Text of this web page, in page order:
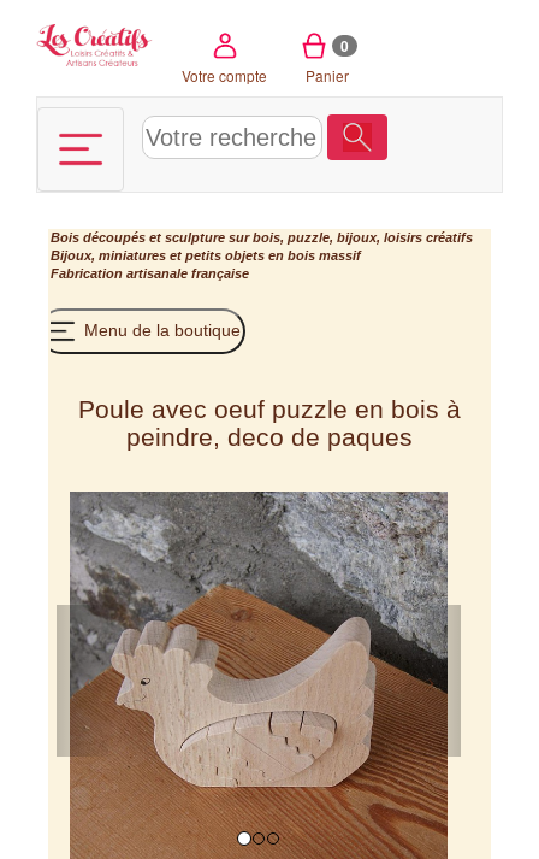
Votre compte
0
Panier
Bois découpés et sculpture sur bois, puzzle, bijoux, loisirs créatifs
Bijoux, miniatures et petits objets en bois massif
Fabrication artisanale française
Menu de la boutique
Poule avec oeuf puzzle en bois à
peindre, deco de paques
Previous Next